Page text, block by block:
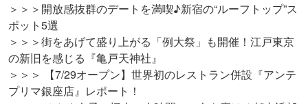
＞＞＞開放感抜群のデートを満喫♪新宿の“ルーフトップ”ス
ポット5選
＞＞＞街をあげて盛り上がる「例大祭」も開催！江戸東京
の新旧を感じる『亀戸天神社』
＞＞＞ 【7/29オープン】世界初のレストラン併設『アンテ
プリマ銀座店』レポート！